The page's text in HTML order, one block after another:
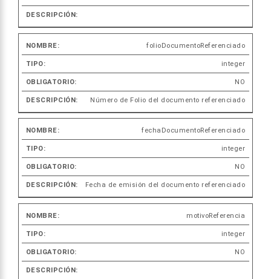
folioDocumentoReferenciado
integer
NO
Número de Folio del documento referenciado
fechaDocumentoReferenciado
integer
NO
Fecha de emisión del documento referenciado
motivoReferencia
integer
NO